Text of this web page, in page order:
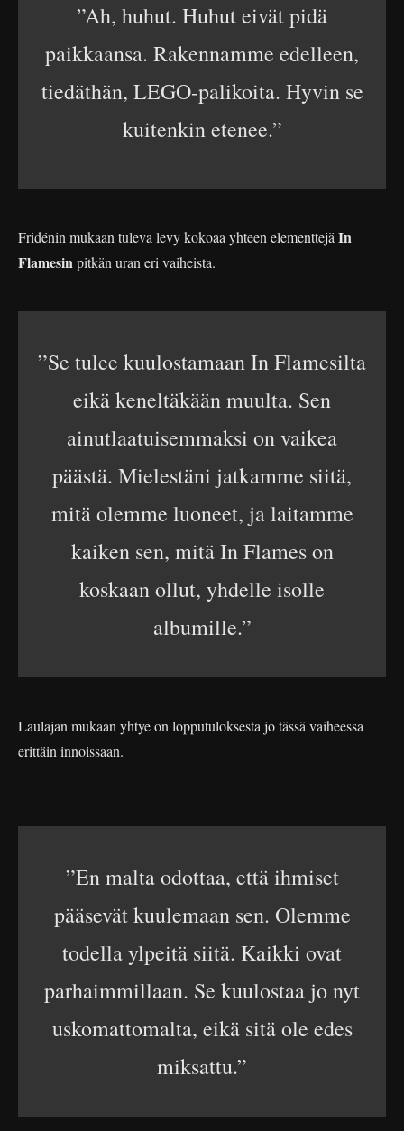
”Ah, huhut. Huhut eivät pidä
paikkaansa. Rakennamme edelleen,
tiedäthän, LEGO-palikoita. Hyvin se
kuitenkin etenee.”
Fridénin mukaan tuleva levy kokoaa yhteen elementtejä In
Flamesinpitkän uran eri vaiheista.
”Se tulee kuulostamaan In Flamesilta
eikä keneltäkään muulta. Sen
ainutlaatuisemmaksi on vaikea
päästä. Mielestäni jatkamme siitä,
mitä olemme luoneet, ja laitamme
kaiken sen, mitä In Flames on
koskaan ollut, yhdelle isolle
albumille.”
Laulajan mukaan yhtye on lopputuloksesta jo tässä vaiheessa
erittäin innoissaan.
”En malta odottaa, että ihmiset
pääsevät kuulemaan sen. Olemme
todella ylpeitä siitä. Kaikki ovat
parhaimmillaan. Se kuulostaa jo nyt
uskomattomalta, eikä sitä ole edes
miksattu.”